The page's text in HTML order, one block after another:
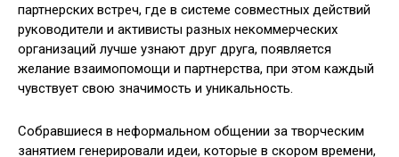
партнерских встреч, где в системе совместных действий
руководители и активисты разных некоммерческих
организаций лучше узнают друг друга, появляется
желание взаимопомощи и партнерства, при этом каждый
чувствует свою значимость и уникальность.
Собравшиеся в неформальном общении за творческим
занятием генерировали идеи, которые в скором времени,